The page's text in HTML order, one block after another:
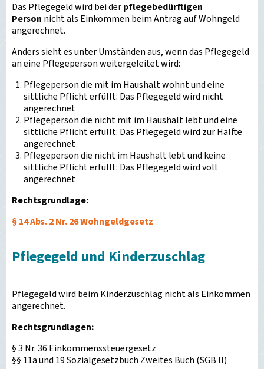
Das Pflegegeld wird bei derpflegebedürftigen
Person nicht als Einkommen beim Antrag auf Wohngeld
angerechnet.
Anders sieht es unter Umständen aus, wenn das Pflegegeld
an eine Pflegeperson weitergeleitet wird:
Pflegeperson die mit im Haushalt wohnt und eine
sittliche Pflicht erfüllt: Das Pflegegeld wird nicht
angerechnet
Pflegeperson die nicht mit im Haushalt lebt und eine
sittliche Pflicht erfüllt: Das Pflegegeld wird zur Hälfte
angerechnet
Pflegeperson die nicht im Haushalt lebt und keine
sittliche Pflicht erfüllt: Das Pflegegeld wird voll
angerechnet
Rechtsgrundlage:
§ 14 Abs. 2 Nr. 26 Wohngeldgesetz
Pflegegeld und Kinderzuschlag
Pflegegeld wird beim Kinderzuschlag nicht als Einkommen
angerechnet.
Rechtsgrundlagen:
§ 3 Nr. 36 Einkommenssteuergesetz
§§ 11a und 19 Sozialgesetzbuch Zweites Buch (SGB II)